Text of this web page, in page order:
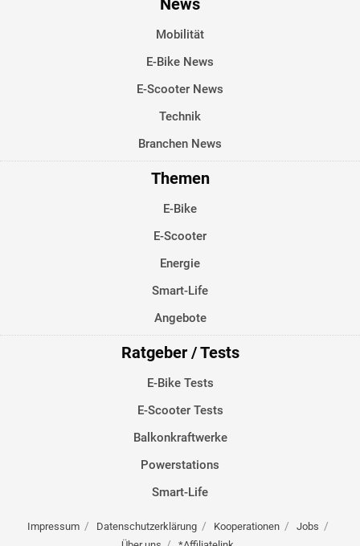
Mobilität
E-Bike News
E-Scooter News
Technik
Branchen News
Themen
E-Bike
E-Scooter
Energie
Smart-Life
Angebote
Ratgeber / Tests
E-Bike Tests
E-Scooter Tests
Balkonkraftwerke
Powerstations
Smart-Life
Impressum Datenschutzerklärung Kooperationen
Jobs